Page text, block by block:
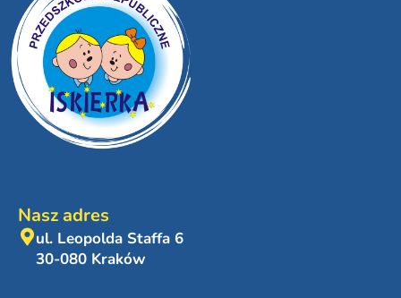
Nasz adres
ul. Leopolda Staffa 6
30-080 Kraków